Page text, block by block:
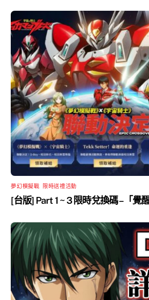
夢幻模擬戰 限時送禮活動
[台版] Part 1 ~ 3 限時兌換碼 –「覺